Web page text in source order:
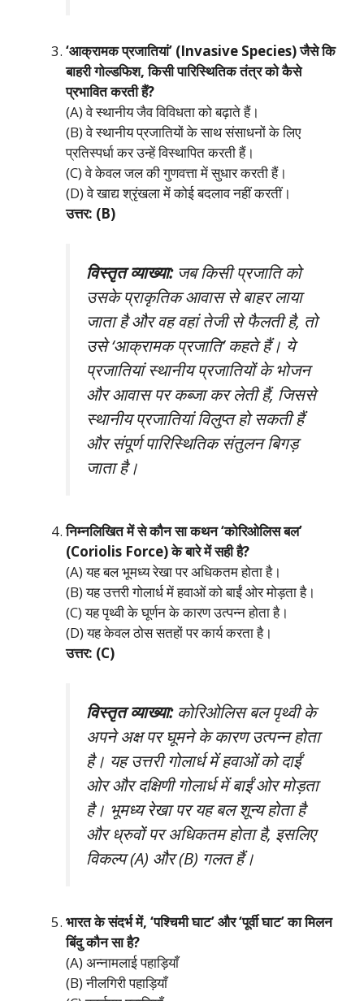
‘आक्रामक प्रजातियां’ (Invasive Species) जैसे कि
बाहरी गोल्डफिश, किसी पारिस्थितिक तंत्र को कैसे
प्रभावित करती हैं?
(A) वे स्थानीय जैव विविधता को बढ़ाते हैं।
(B) वे स्थानीय प्रजातियों के साथ संसाधनों के लिए
प्रतिस्पर्धा कर उन्हें विस्थापित करती हैं।
(C) वे केवल जल की गुणवत्ता में सुधार करती हैं।
(D) वे खाद्य श्रृंखला में कोई बदलाव नहीं करतीं।
उत्तर: (B)
विस्तृत व्याख्या:जब किसी प्रजाति को
उसके प्राकृतिक आवास से बाहर लाया
जाता है और वह वहां तेजी से फैलती है, तो
उसे ‘आक्रामक प्रजाति’ कहते हैं। ये
प्रजातियां स्थानीय प्रजातियों के भोजन
और आवास पर कब्जा कर लेती हैं, जिससे
स्थानीय प्रजातियां विलुप्त हो सकती हैं
और संपूर्ण पारिस्थितिक संतुलन बिगड़
जाता है।
निम्नलिखित में से कौन सा कथन ‘कोरिओलिस बल’
(Coriolis Force) के बारे में सही है?
(A) यह बल भूमध्य रेखा पर अधिकतम होता है।
(B) यह उत्तरी गोलार्ध में हवाओं को बाईं ओर मोड़ता है।
(C) यह पृथ्वी के घूर्णन के कारण उत्पन्न होता है।
(D) यह केवल ठोस सतहों पर कार्य करता है।
उत्तर: (C)
विस्तृत व्याख्या:कोरिओलिस बल पृथ्वी के
अपने अक्ष पर घूमने के कारण उत्पन्न होता
है। यह उत्तरी गोलार्ध में हवाओं को दाईं
ओर और दक्षिणी गोलार्ध में बाईं ओर मोड़ता
है। भूमध्य रेखा पर यह बल शून्य होता है
और ध्रुवों पर अधिकतम होता है, इसलिए
विकल्प (A) और (B) गलत हैं।
भारत के संदर्भ में, ‘पश्चिमी घाट’ और ‘पूर्वी घाट’ का मिलन
बिंदु कौन सा है?
(A) अन्नामलाई पहाड़ियाँ
(B) नीलगिरी पहाड़ियाँ